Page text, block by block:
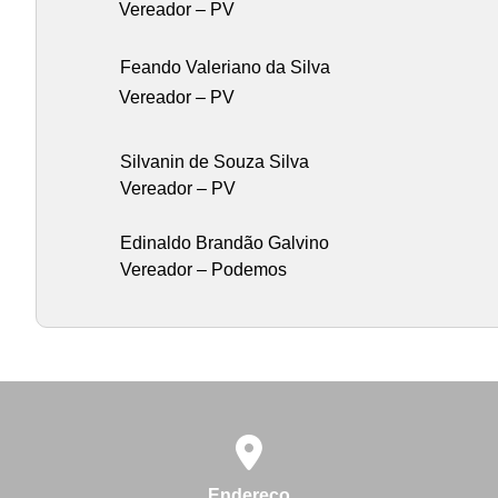
Vereador – PV
Feando Valeriano da Silva
Vereador – PV
Silvanin de Souza Silva
Vereador – PV
Edinaldo Brandão Galvino
Vereador – Podemos